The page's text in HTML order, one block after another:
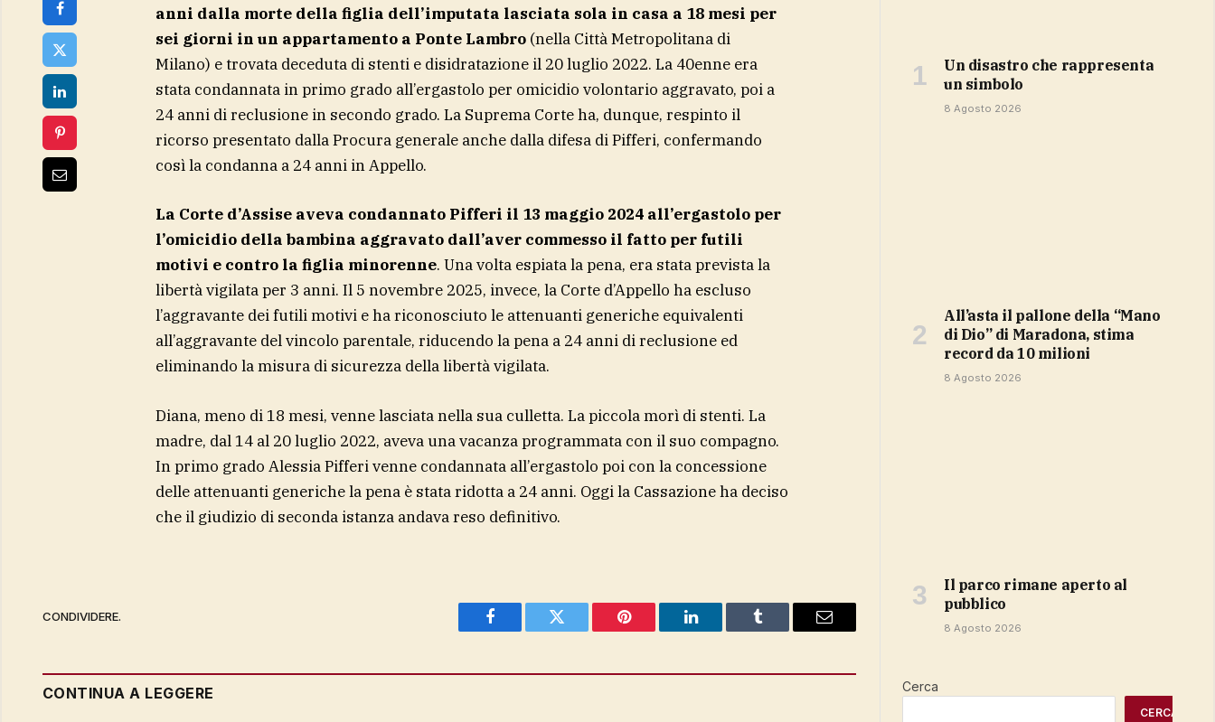
anni dalla morte della figlia dell’imputata lasciata sola in casa a 18 mesi per
sei giorni in un appartamento a Ponte Lambro(nella Città Metropolitana di
Milano) e trovata deceduta di stenti e disidratazione il 20 luglio 2022. La 40enne era
stata condannata in primo grado all’ergastolo per omicidio volontario aggravato, poi a
24 anni di reclusione in secondo grado. La Suprema Corte ha, dunque, respinto il
ricorso presentato dalla Procura generale anche dalla difesa di Pifferi, confermando
così la condanna a 24 anni in Appello.
La Corte d’Assise aveva condannato Pifferi il 13 maggio 2024 all’ergastolo per
l’omicidio della bambina aggravato dall’aver commesso il fatto per futili
motivi e contro la figlia minorenne. Una volta espiata la pena, era stata prevista la
libertà vigilata per 3 anni. Il 5 novembre 2025, invece, la Corte d’Appello ha escluso
l’aggravante dei futili motivi e ha riconosciuto le attenuanti generiche equivalenti
all’aggravante del vincolo parentale, riducendo la pena a 24 anni di reclusione ed
eliminando la misura di sicurezza della libertà vigilata.
Diana, meno di 18 mesi, venne lasciata nella sua culletta. La piccola morì di stenti. La
madre, dal 14 al 20 luglio 2022, aveva una vacanza programmata con il suo compagno.
In primo grado Alessia Pifferi venne condannata all’ergastolo poi con la concessione
delle attenuanti generiche la pena è stata ridotta a 24 anni. Oggi la Cassazione ha deciso
che il giudizio di seconda istanza andava reso definitivo.
CONDIVIDERE.
Facebook Twitter Pinterest LinkedIn Tumblr Email
CONTINUA A LEGGERE
Un disastro che rappresenta
un simbolo
8 Agosto 2026
All’asta il pallone della “Mano
di Dio” di Maradona, stima
record da 10 milioni
8 Agosto 2026
Il parco rimane aperto al
pubblico
8 Agosto 2026
Cerca
CERCA